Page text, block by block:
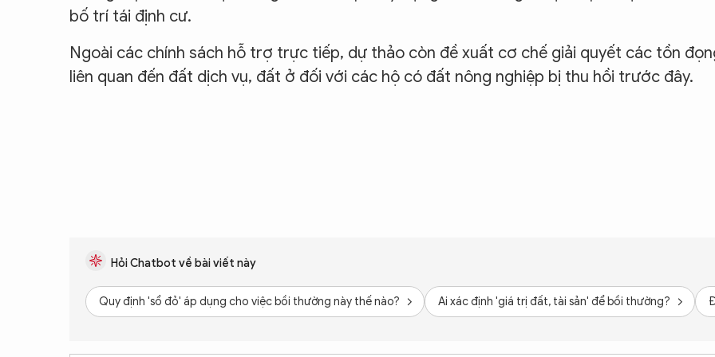
bố trí tái định cư.
Ngoài các chính sách hỗ trợ trực tiếp, dự thảo còn đề xuất cơ chế giải quyết các tồn
liên quan đến đất dịch vụ, đất ở đối với các hộ có đất nông nghiệp bị thu hồi trước đây.
Hỏi Chatbot về bài viết này
Quy định 'sổ đỏ' áp dụng cho việc bồi thường này thế nào? Ai xác định 'giá trị đất, tài sản' để bồi thường?